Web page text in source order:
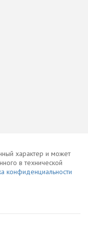
характер и может
в технической
конфиденциальности